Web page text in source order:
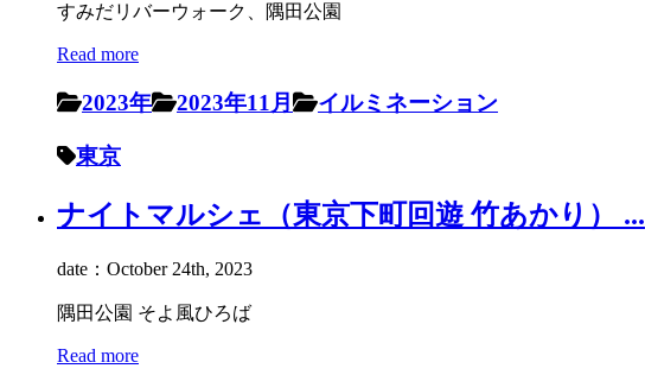
すみだリバーウォーク、隅田公園
Read more
2023年 2023年11月 イルミネーション
東京
ナイトマルシェ（東京下町回遊 竹あかり） ...
date：October 24th, 2023
隅田公園 そよ風ひろば
Read more